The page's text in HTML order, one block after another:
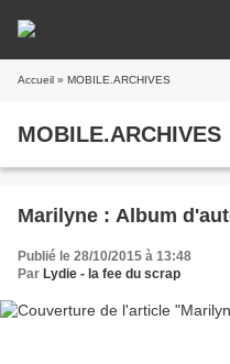
Accueil » MOBILE.ARCHIVES
MOBILE.ARCHIVES
Marilyne : Album
Publié le 28/10/2015 à 13:48
Par Lydie - la fee du scrap